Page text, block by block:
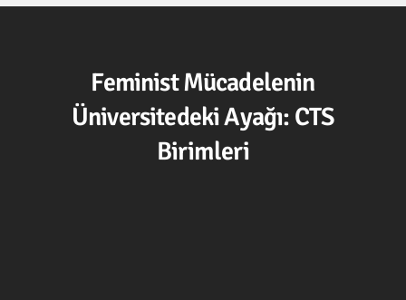
Feminist Mücadelenin
Üniversitedeki Ayağı: CTS
Birimleri